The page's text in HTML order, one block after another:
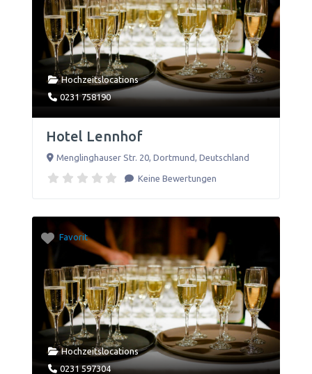
Hochzeitslocations
0231 758190
Hotel Lennhof
Menglinghauser Str. 20, Dortmund, Deutschland
Keine Bewertungen
Favorit
Hochzeitslocations
0231 597304